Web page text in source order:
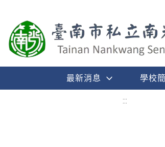
最新消息 學校
:::